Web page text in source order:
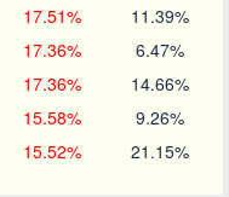
17.51% 11.39%
17.36% 6.47%
17.36% 14.66%
15.58% 9.26%
15.52% 21.15%